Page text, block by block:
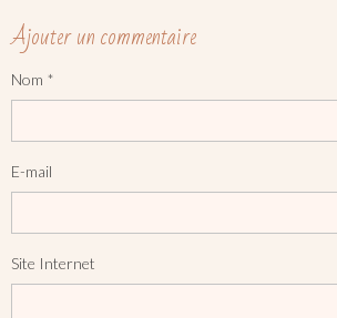
Ajouter un commentaire
Nom
E-mail
Site Internet